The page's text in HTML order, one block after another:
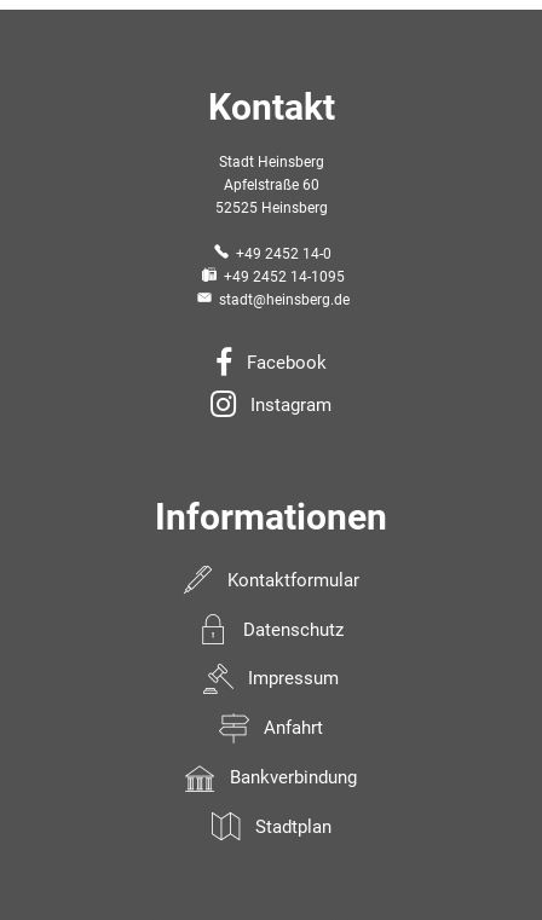
Kontakt
Stadt Heinsberg
Apfelstraße 60
52525 Heinsberg
+49 2452 14-0
+49 2452 14-1095
stadt@heinsberg.de
Facebook
Instagram
Informationen
Kontaktformular
Datenschutz
Impressum
Anfahrt
Bankverbindung
Stadtplan